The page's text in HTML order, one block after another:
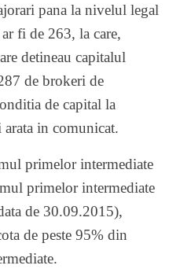
pana la nivelul legal
fi de 263, la care,
detineau capitalul
de brokeri de
de capital la
in comunicat.
primelor intermediate
primelor intermediate
de 30.09.2015),
de peste 95% din